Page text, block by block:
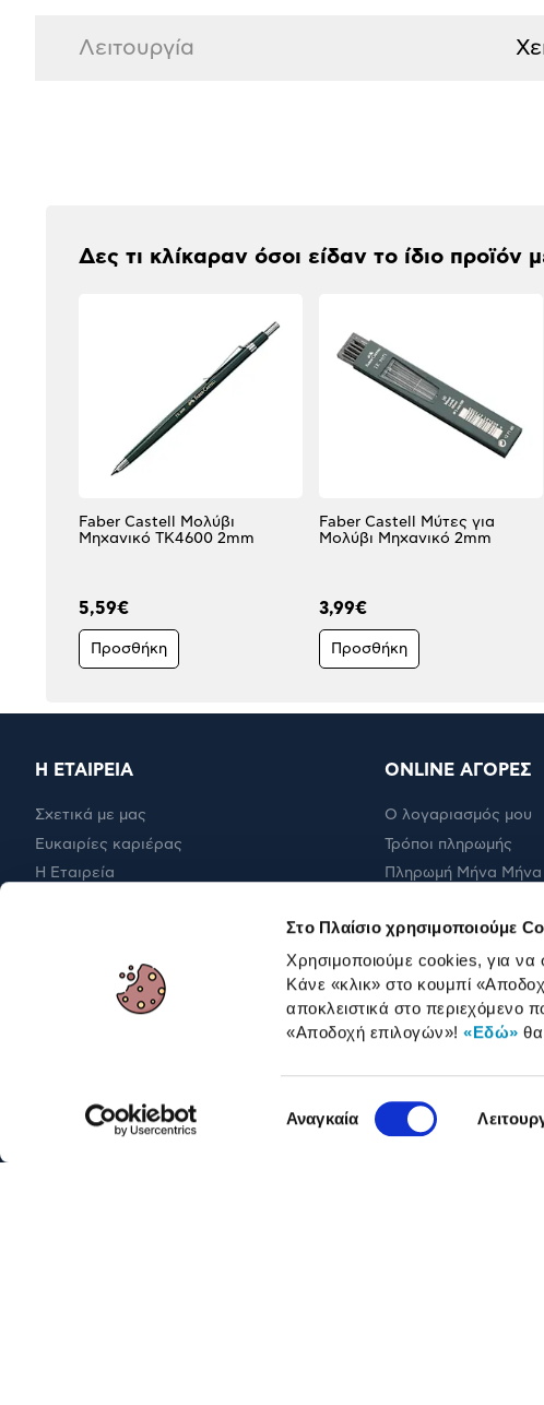
Στο Πλαίσιο χρησιμοποιούμε
Χρησιμοποιούμε cookies, για
Κάνε «κλικ» στο κουμπί
αποκλειστικά στο περιεχόμενο
«Αποδοχή επιλογών»!«Εδώ» θα
συγκατάθεσης
Αναγκαία
Λειτουργία
Δες τι κλίκαραν όσοι είδαν το ίδιο προϊόν
Faber Castell Μολύβι
Μηχανικό TK4600 2mm
5,59€
Προσθήκη
Faber Castell Μύτες για
Μολύβι Μηχανικό 2mm
3,99€
Προσθήκη
Η ΕΤΑΙΡΕΙΑ
Σχετικά με μας
Ευκαιρίες καριέρας
Η Εταιρεία
ONLINE ΑΓΟΡΕΣ
Ο λογαριασμός μου
Τρόποι πληρωμής
Πληρωμή Μήνα Μήνα
Επιστροφές
ΓΙΑ ΕΠΑΓΓΕΛΜΑΤΙΕΣ